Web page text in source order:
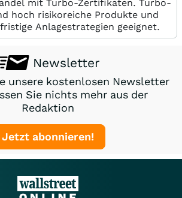
mit Turbo-Zertifikaten. Turbo-
hoch risikoreiche Produkte und
Anlagestrategien geeignet.
Newsletter
unsere kostenlosen Newsletter
Sie nichts mehr aus der
Redaktion
Jetzt abonnieren!